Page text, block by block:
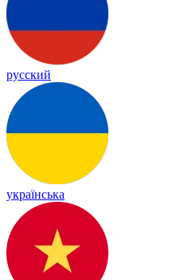
русский
українська